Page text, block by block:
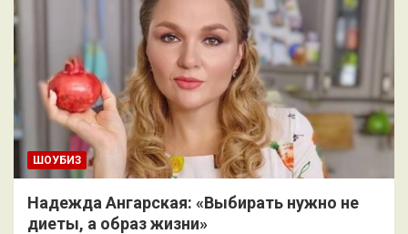
ШОУБИЗ
Надежда Ангарская: «Выбирать нужно не
диеты, а образ жизни»